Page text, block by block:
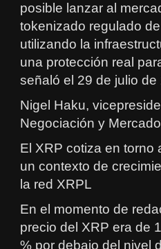
posible lanzar al
tokenizado regulado
utilizando la
una protección real
señaló el 29 de julio de
Nigel Haku,
Negociación y
El XRP cotiza en torno
un contexto de
la red XRPL
En el momento de
precio del XRP era de
% por debajo del nivel